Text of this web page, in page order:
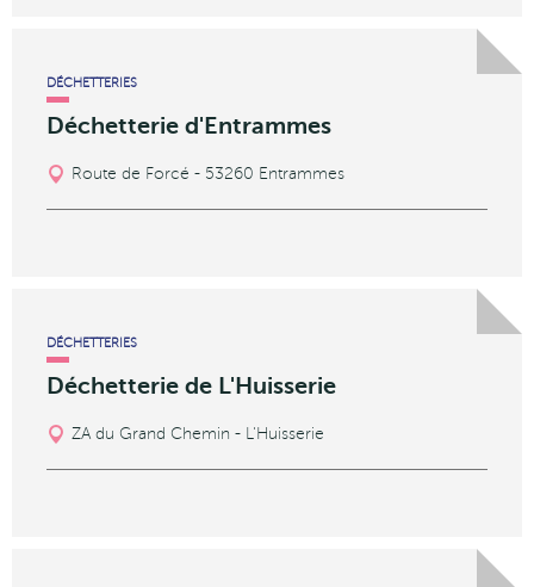
DÉCHETTERIES
Déchetterie d'Entrammes
Route de Forcé - 53260 Entrammes
DÉCHETTERIES
Déchetterie de L'Huisserie
ZA du Grand Chemin - L'Huisserie